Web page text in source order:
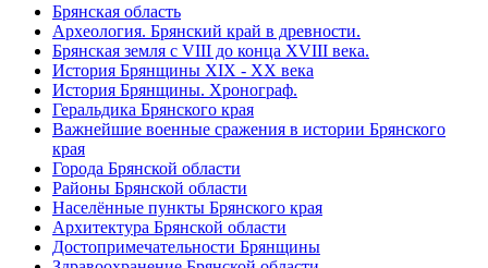
Брянская область
Археология. Брянский край в древности.
Брянская земля с VIII до конца XVIII века.
История Брянщины XIX - XX века
История Брянщины. Хронограф.
Геральдика Брянского края
Важнейшие военные сражения в истории Брянского
края
Города Брянской области
Районы Брянской области
Населённые пункты Брянского края
Архитектура Брянской области
Достопримечательности Брянщины